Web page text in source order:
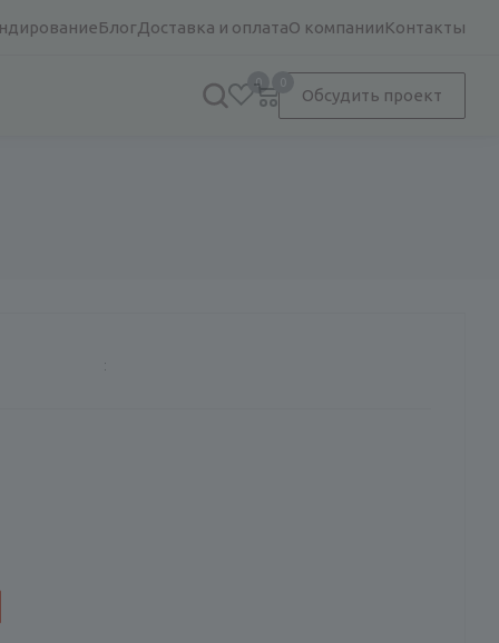
БлогДоставка и оплатаО компанииКонтакты
0
Обсудить проект
: